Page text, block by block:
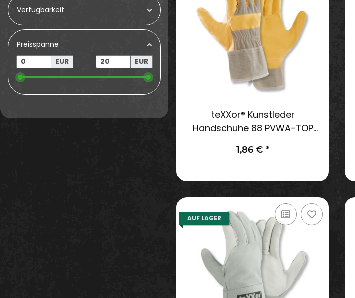
teXXor® Kunstleder
Handschuhe 88 PVWA-TOP
1,86 € *
AUF LAGER
Verfügbarkeit
Preisspanne
EUR
EUR